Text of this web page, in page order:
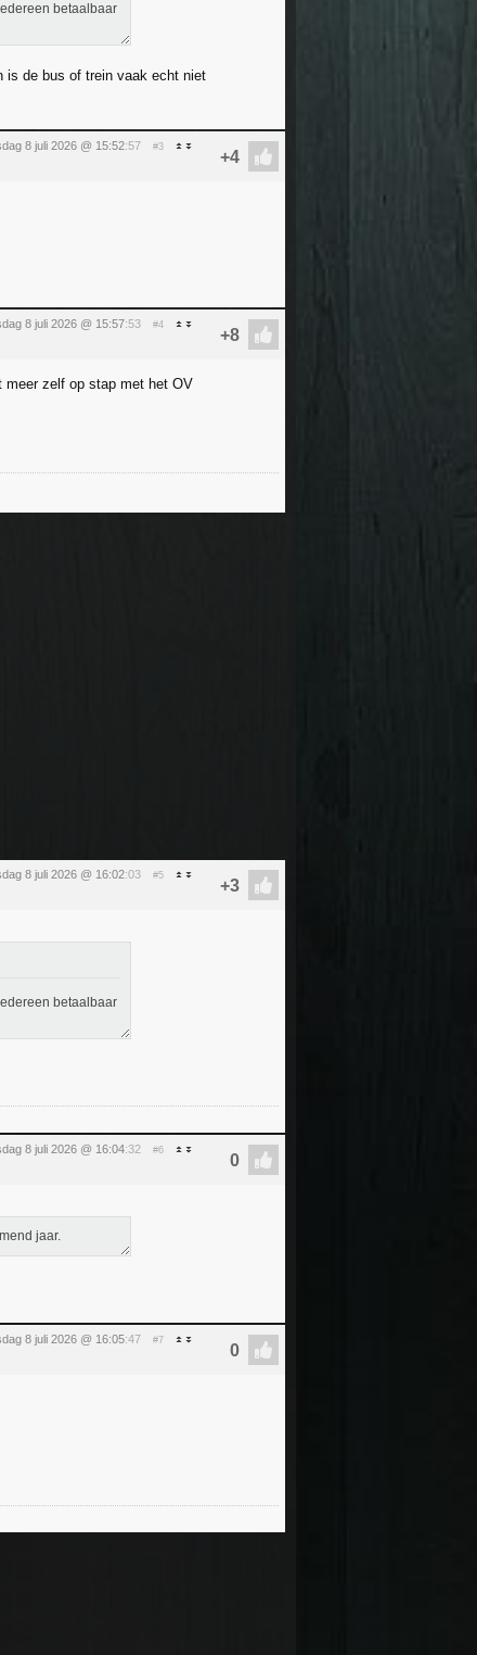
betaalbaar
is de bus of trein vaak echt niet
8 juli 2026 @ 15:52:57 #3
8 juli 2026 @ 15:57:53 #4
meer zelf op stap met het OV
8 juli 2026 @ 16:02:03 #5
betaalbaar
8 juli 2026 @ 16:04:32 #6
jaar.
8 juli 2026 @ 16:05:47 #7